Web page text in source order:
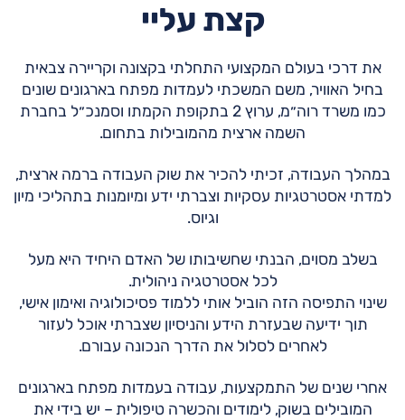
קצת עליי
את דרכי בעולם המקצועי התחלתי בקצונה וקריירה צבאית
בחיל האוויר, משם המשכתי לעמדות מפתח בארגונים שונים
כמו משרד רוה״מ, ערוץ 2 בתקופת הקמתו וסמנכ״ל בחברת
השמה ארצית מהמובילות בתחום.
במהלך העבודה, זכיתי להכיר את שוק העבודה ברמה ארצית,
למדתי אסטרטגיות עסקיות וצברתי ידע ומיומנות בתהליכי מיון
וגיוס.
בשלב מסוים, הבנתי שחשיבותו של האדם היחיד היא מעל
לכל אסטרטגיה ניהולית.
שינוי התפיסה הזה הוביל אותי ללמוד פסיכולוגיה ואימון אישי,
תוך ידיעה שבעזרת הידע והניסיון שצברתי אוכל לעזור
לאחרים לסלול את הדרך הנכונה עבורם.
אחרי שנים של התמקצעות, עבודה בעמדות מפתח בארגונים
המובילים בשוק, לימודים והכשרה טיפולית – יש בידי את